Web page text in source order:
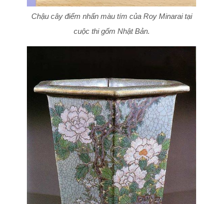
Chậu cây điểm nhấn màu tím của Roy Minarai tại
cuộc thi gốm Nhật Bản.